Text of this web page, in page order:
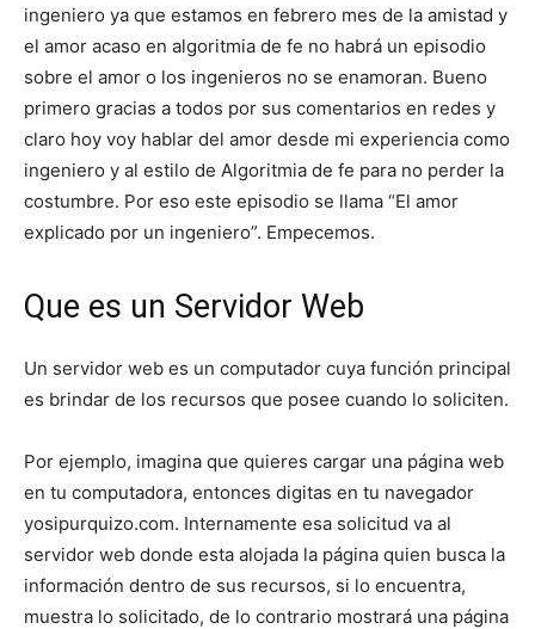
ingeniero ya que estamos en febrero mes de la amistad y
el amor acaso en algoritmia de fe no habrá un episodio
sobre el amor o los ingenieros no se enamoran. Bueno
primero gracias a todos por sus comentarios en redes y
claro hoy voy hablar del amor desde mi experiencia como
ingeniero y al estilo de Algoritmia de fe para no perder la
costumbre. Por eso este episodio se llama “El amor
explicado por un ingeniero”. Empecemos.
Que es un Servidor Web
Un servidor web es un computador cuya función principal
es brindar de los recursos que posee cuando lo soliciten.
Por ejemplo, imagina que quieres cargar una página web
en tu computadora, entonces digitas en tu navegador
yosipurquizo.com. Internamente esa solicitud va al
servidor web donde esta alojada la página quien busca la
información dentro de sus recursos, si lo encuentra,
muestra lo solicitado, de lo contrario mostrará una página